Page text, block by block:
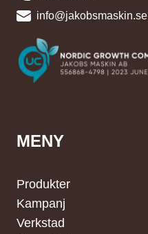
info@jakobsmaskin.se
MENY
Produkter
Kampanj
Verkstad